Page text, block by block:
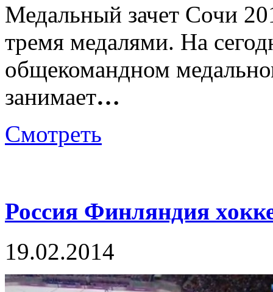
Медальный зачет Сочи
тремя медалями. На
общекомандном
занимает…
Смотреть
Россия Финляндия
19.02.2014